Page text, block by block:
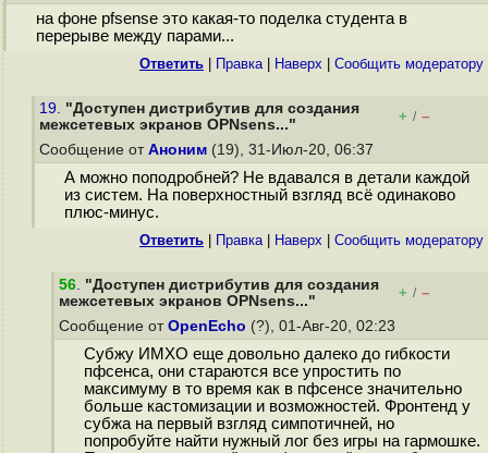
на фоне pfsense это какая-то поделка студента в
перерыве между парами...
Ответить Правка| Наверх Cообщить модератору
19. "Доступен дистрибутив для создания
межсетевых экранов OPNsens..."
+ / –
Сообщение от Аноним (19), 31-Июл-20, 06:37
А можно поподробней? Не вдавался в детали каждой
из систем. На поверхностный взгляд всё одинаково
плюс-минус.
Ответить Правка| Наверх Cообщить модератору
56. "Доступен дистрибутив для создания
межсетевых экранов OPNsens..."
+ / –
Сообщение от OpenEcho (?), 01-Авг-20, 02:23
Субжу ИМХО еще довольно далеко до гибкости
пфсенса, они стараются все упростить по
максимуму в то время как в пфсенсе значительно
больше кастомизации и возможностей. Фронтенд у
субжа на первый взгляд симпотичней, но
попробуйте найти нужный лог без игры на гармошке.